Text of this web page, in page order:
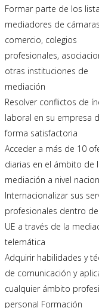
Formar parte de los
mediadores de
comercio, colegios
profesionales,
otras instituciones de
mediación
Resolver conflictos de
laboral en su empresa
forma satisfactoria
Acceder a más de 10
diarias en el ámbito de
mediación a nivel
Internacionalizar sus
profesionales dentro
UE a través de la
telemática
Adquirir habilidades y
de comunicación y
cualquier ámbito
personal Formación